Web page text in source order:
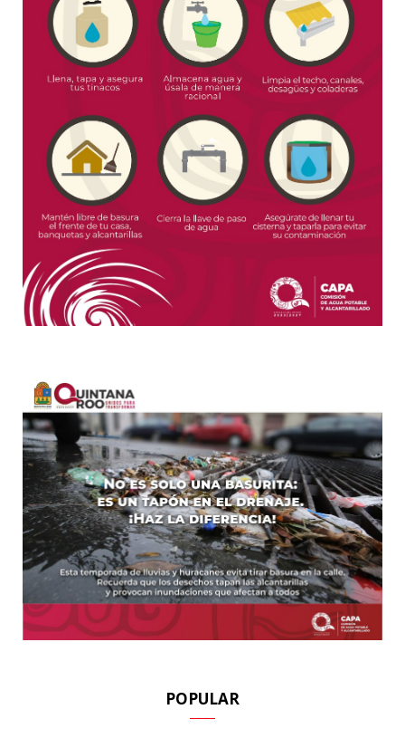
POPULAR